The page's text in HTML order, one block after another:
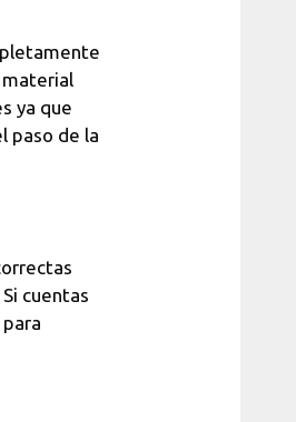
ya que
paso de la
cuentas